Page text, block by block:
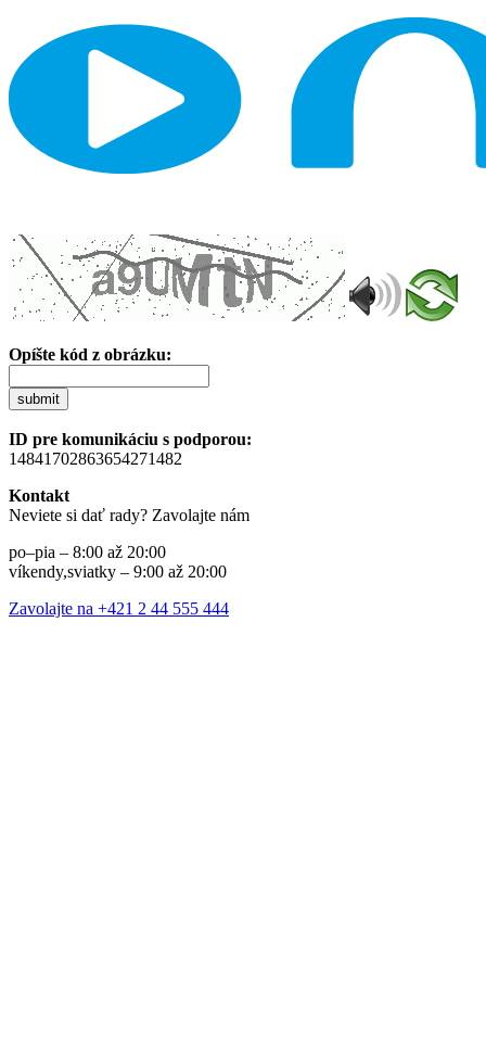
Opíšte kód z obrázku:
submit
ID pre komunikáciu s podporou:
14841702863654271482
Kontakt
Neviete si dať rady? Zavolajte nám
po–pia – 8:00 až 20:00
víkendy,sviatky – 9:00 až 20:00
Zavolajte na +421 2 44 555 444